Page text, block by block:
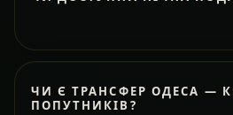
ЧИ Є ТРАНСФЕР ОДЕСА —
ПОПУТНИКІВ?